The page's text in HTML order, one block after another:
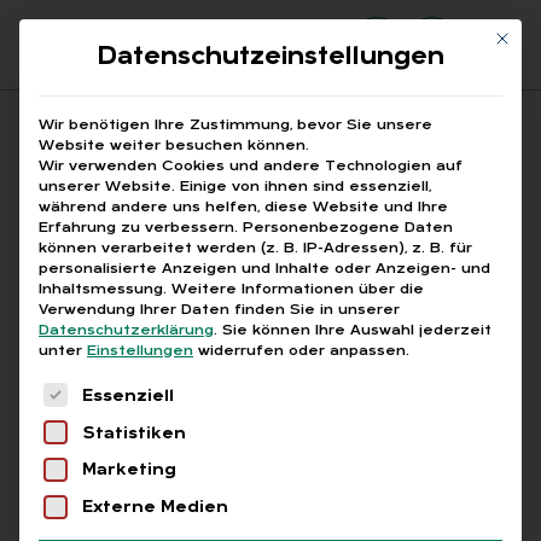
Suchfeld
Suchen
Breadcrumb-Navigation
STARTSEITE AT-MITARBEITER
Alle Bei­trä­ge mit dem
Schlag­wort „AT-Mit­ar­
bei­ter“
Mit
Datenschutzeinstellungen
Wir benötigen Ihre Zustimmung, bevor Sie unsere
Website weiter besuchen können.
Wir verwenden Cookies und andere Technologien auf
unserer Website. Einige von ihnen sind essenziell,
während andere uns helfen, diese Website und Ihre
Erfahrung zu verbessern. Personenbezogene Daten
können verarbeitet werden (z. B. IP-Adressen), z. B. für
personalisierte Anzeigen und Inhalte oder Anzeigen- und
Inhaltsmessung. Weitere Informationen über die
Verwendung Ihrer Daten finden Sie in unserer
Datenschutzerklärung. Sie können Ihre Auswahl jederzeit
unter Einstellungen widerrufen oder anpassen.
Es folgt eine Liste der Service-Gruppen, für
Essenziell
Statistiken
Marketing
Externe Medien